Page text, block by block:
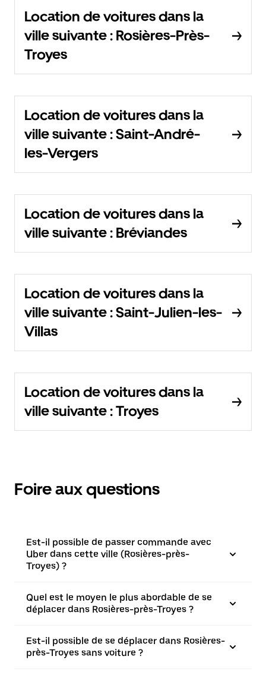
Location de voitures dans la
ville suivante : Rosières-Près-
Troyes
Location de voitures dans la
ville suivante : Saint-André-
les-Vergers
Location de voitures dans la
ville suivante : Bréviandes
Location de voitures dans la
ville suivante : Saint-Julien-les-
Villas
Location de voitures dans la
ville suivante : Troyes
Foire aux questions
Est-il possible de passer commande avec
Uber dans cette ville (Rosières-près-
Troyes) ?
Quel est le moyen le plus abordable de se
déplacer dans Rosières-près-Troyes ?
Est-il possible de se déplacer dans Rosières-
près-Troyes sans voiture ?